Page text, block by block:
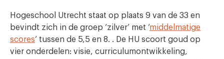
Hogeschool Utrecht staat op plaats 9 van de 33 en
bevindt zich in de groep ‘zilver’ met ‘middelmatige
scores‘ tussen de 5,5 en 8. . De HU scoort goud op
vier onderdelen: visie, curriculumontwikkeling,